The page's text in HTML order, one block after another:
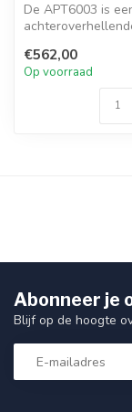
De APT6003 is
open array-radars...
€562,00
Op voorraad
Abonneer je
Blijf op de hoogte